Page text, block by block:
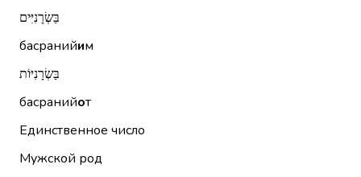
בַּשְׂרָנִיִּים
басранийим
בַּשְׂרָנִיּוֹת
басранийот
Единственное число
Мужской род